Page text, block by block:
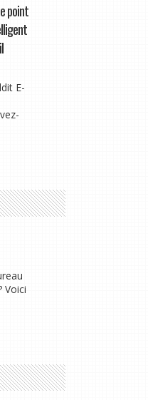
point
E-
Voici